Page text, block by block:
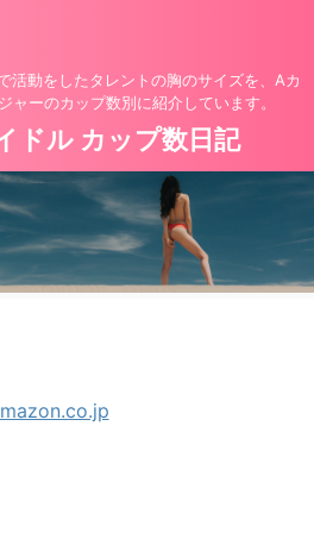
活動をしたタレントの胸のサイズを、Aカ
ャーのカップ数別に紹介しています。
ドル カップ数日記